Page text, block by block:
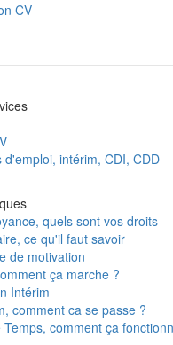
CV
d'emploi, intérim, CDI, CDD
quels sont vos droits
ce qu'il faut savoir
de motivation
ça marche ?
Intérim
comment ca se passe ?
comment ça